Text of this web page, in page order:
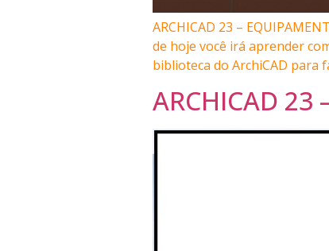
ARCHICAD 23 –
de hoje você irá aprender
biblioteca do ArchiCAD para
ARCHICAD 23